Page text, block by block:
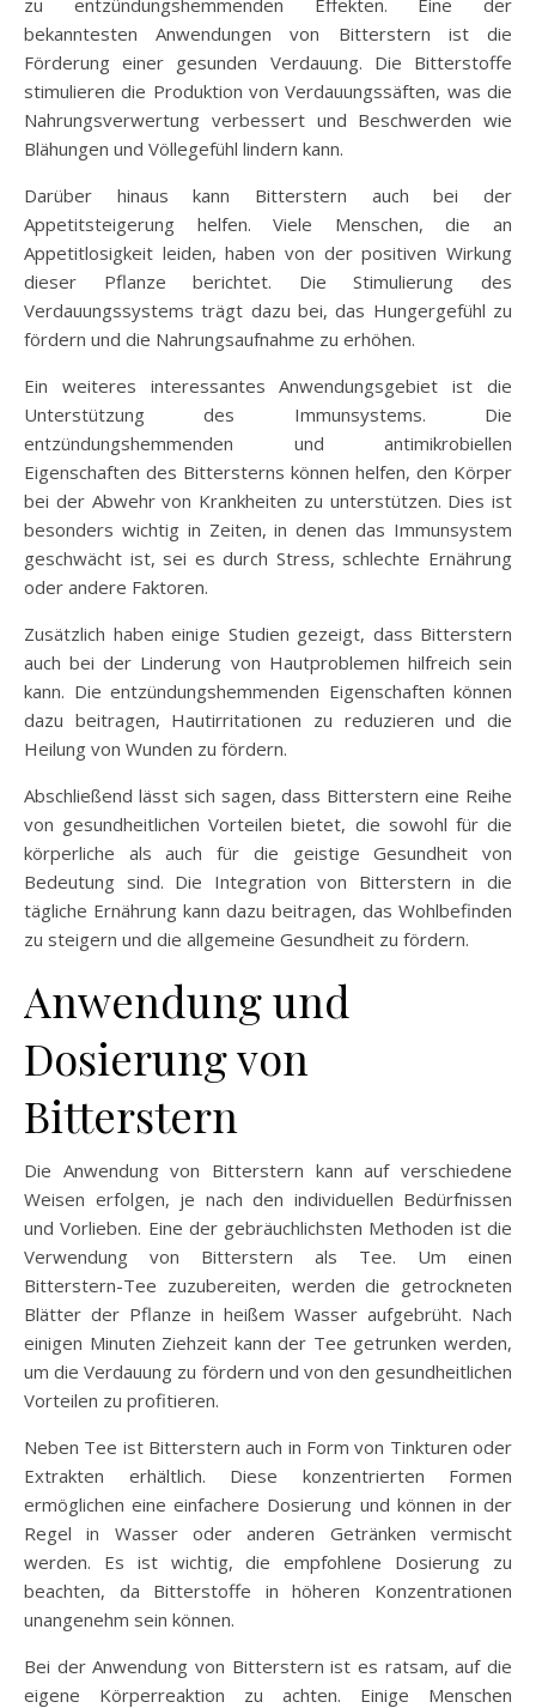
zu entzündungshemmenden Effekten. Eine der
bekanntesten Anwendungen von Bitterstern ist die
Förderung einer gesunden Verdauung. Die Bitterstoffe
stimulieren die Produktion von Verdauungssäften, was die
Nahrungsverwertung verbessert und Beschwerden wie
Blähungen und Völlegefühl lindern kann.
Darüber hinaus kann Bitterstern auch bei der
Appetitsteigerung helfen. Viele Menschen, die an
Appetitlosigkeit leiden, haben von der positiven Wirkung
dieser Pflanze berichtet. Die Stimulierung des
Verdauungssystems trägt dazu bei, das Hungergefühl zu
fördern und die Nahrungsaufnahme zu erhöhen.
Ein weiteres interessantes Anwendungsgebiet ist die
Unterstützung des Immunsystems. Die
entzündungshemmenden und antimikrobiellen
Eigenschaften des Bittersterns können helfen, den Körper
bei der Abwehr von Krankheiten zu unterstützen. Dies ist
besonders wichtig in Zeiten, in denen das Immunsystem
geschwächt ist, sei es durch Stress, schlechte Ernährung
oder andere Faktoren.
Zusätzlich haben einige Studien gezeigt, dass Bitterstern
auch bei der Linderung von Hautproblemen hilfreich sein
kann. Die entzündungshemmenden Eigenschaften können
dazu beitragen, Hautirritationen zu reduzieren und die
Heilung von Wunden zu fördern.
Abschließend lässt sich sagen, dass Bitterstern eine Reihe
von gesundheitlichen Vorteilen bietet, die sowohl für die
körperliche als auch für die geistige Gesundheit von
Bedeutung sind. Die Integration von Bitterstern in die
tägliche Ernährung kann dazu beitragen, das Wohlbefinden
zu steigern und die allgemeine Gesundheit zu fördern.
Anwendung und
Dosierung von
Bitterstern
Die Anwendung von Bitterstern kann auf verschiedene
Weisen erfolgen, je nach den individuellen Bedürfnissen
und Vorlieben. Eine der gebräuchlichsten Methoden ist die
Verwendung von Bitterstern als Tee. Um einen
Bitterstern-Tee zuzubereiten, werden die getrockneten
Blätter der Pflanze in heißem Wasser aufgebrüht. Nach
einigen Minuten Ziehzeit kann der Tee getrunken werden,
um die Verdauung zu fördern und von den gesundheitlichen
Vorteilen zu profitieren.
Neben Tee ist Bitterstern auch in Form von Tinkturen oder
Extrakten erhältlich. Diese konzentrierten Formen
ermöglichen eine einfachere Dosierung und können in der
Regel in Wasser oder anderen Getränken vermischt
werden. Es ist wichtig, die empfohlene Dosierung zu
beachten, da Bitterstoffe in höheren Konzentrationen
unangenehm sein können.
Bei der Anwendung von Bitterstern ist es ratsam, auf die
eigene Körperreaktion zu achten. Einige Menschen